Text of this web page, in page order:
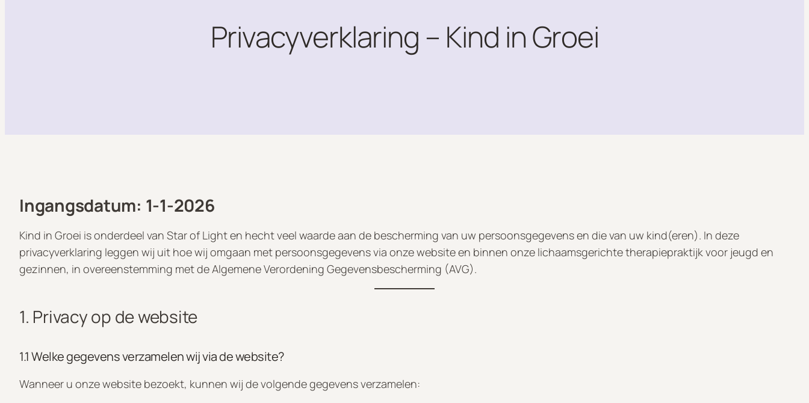
Privacyverklaring – Kind in Groei
Ingangsdatum: 1-1-2026
Kind in Groei is onderdeel van Star of Light en hecht veel waarde aan de bescherming van uw persoonsgegevens en die van uw kind(eren). In deze
privacyverklaring leggen wij uit hoe wij omgaan met persoonsgegevens via onze website en binnen onze lichaamsgerichte therapiepraktijk voor jeugd en
gezinnen, in overeenstemming met de Algemene Verordening Gegevensbescherming (AVG).
1. Privacy op de website
1.1 Welke gegevens verzamelen wij via de website?
Wanneer u onze website bezoekt, kunnen wij de volgende gegevens verzamelen: